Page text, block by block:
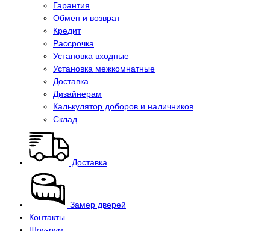
Гарантия
Обмен и возврат
Кредит
Рассрочка
Установка входные
Установка межкомнатные
Доставка
Дизайнерам
Калькулятор доборов и наличников
Склад
Доставка
Замер дверей
Контакты